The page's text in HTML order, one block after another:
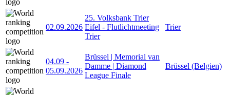
02.09.2026
25. Volksbank Trier
Eifel - Flutlichtmeeting
Trier
Trier
04.09 -
05.09.2026
Brüssel | Memorial van
Damme | Diamond
League Finale
Brüssel (Belgien)